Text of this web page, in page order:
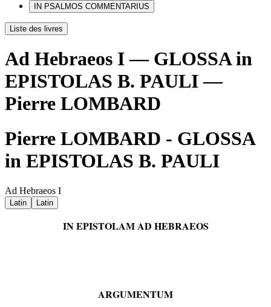
IN PSALMOS COMMENTARIUS
Liste des livres
Ad Hebraeos I — GLOSSA in
EPISTOLAS B. PAULI —
Pierre LOMBARD
Pierre LOMBARD - GLOSSA
in EPISTOLAS B. PAULI
Ad Hebraeos I
Latin Latin
IN EPISTOLAM AD HEBRAEOS
ARGUMENTUM